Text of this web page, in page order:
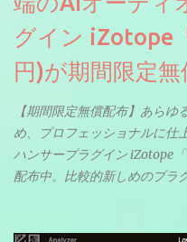
グイン iZotope
円)が期間限定無
【期間限定無償配布】あら
め、プロフェッショナルに仕
ハンサープラグイン iZotope
配布中。比較的新しめのプラ